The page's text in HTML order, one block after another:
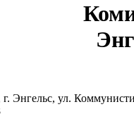
Энгельс, ул.